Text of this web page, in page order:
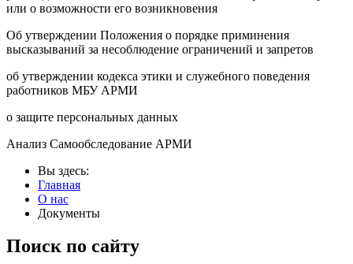
или о возможности его возникновения
Об утверждении Положения о порядке приминения
высказываний за несоблюдение ограничений и запретов
об утверждении кодекса этики и служебного поведения
работников МБУ АРМИ
о защите персональных данных
Анализ Самообследование АРМИ
Вы здесь:
Главная
О нас
Документы
Поиск по сайту